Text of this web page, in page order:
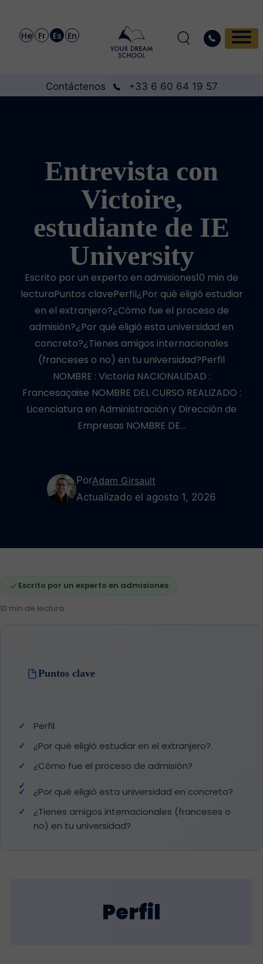
He Fr Es En
Contáctenos +33 6 60 64 19 57
Entrevista con
Victoire,
estudiante de IE
University
Escrito por un experto en admisiones10 min de
lecturaPuntos clavePerfil¿Por qué eligió estudiar
en el extranjero?¿Cómo fue el proceso de
admisión?¿Por qué eligió esta universidad en
concreto?¿Tienes amigos internacionales
(franceses o no) en tu universidad?Perfil
NOMBRE : Victoria NACIONALIDAD :
Francesaçaise NOMBRE DEL CURSO REALIZADO :
Licenciatura en Administración y Dirección de
Empresas NOMBRE DE…
PorAdam Girsault
Actualizado el agosto 1, 2026
Escrito por un experto en admisiones
10 min de lectura
Puntos clave
Perfil
¿Por qué eligió estudiar en el extranjero?
¿Cómo fue el proceso de admisión?
¿Por qué eligió esta universidad en concreto?
¿Tienes amigos internacionales (franceses o
no) en tu universidad?
Perfil